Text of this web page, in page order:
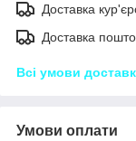
Доставка
Доставка
Всі умови
Умови оплати